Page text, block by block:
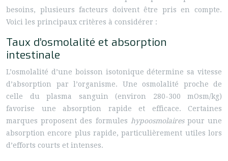
besoins, plusieurs facteurs doivent être pris en compte.
Voici les principaux critères à considérer :
Taux d’osmolalité et absorption
intestinale
L’osmolalité d’une boisson isotonique détermine sa vitesse
d’absorption par l’organisme. Une osmolalité proche de
celle du plasma sanguin (environ 280-300 mOsm/kg)
favorise une absorption rapide et efficace. Certaines
marques proposent des formules hypoosmolaires pour une
absorption encore plus rapide, particulièrement utiles lors
d’efforts courts et intenses.